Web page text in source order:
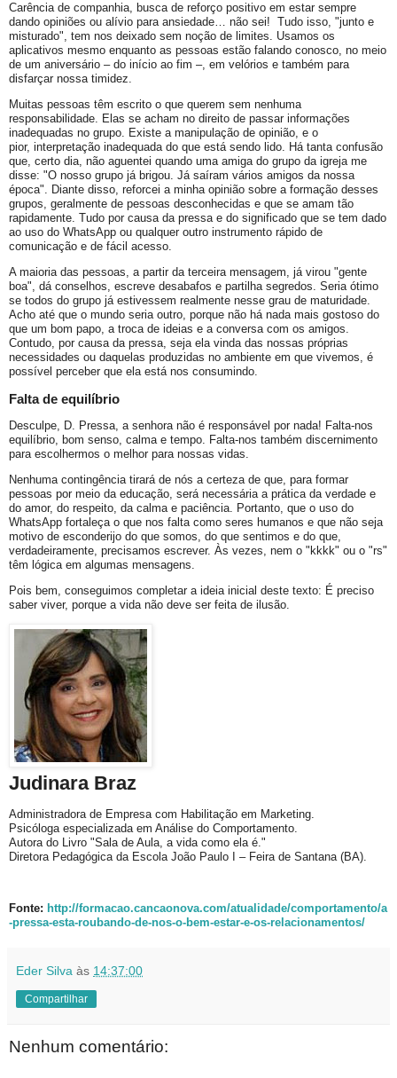
Carência de companhia, busca de reforço positivo em estar sempre
dando opiniões ou alívio para ansiedade… não sei! Tudo isso, "junto e
misturado", tem nos deixado sem noção de limites. Usamos os
aplicativos mesmo enquanto as pessoas estão falando conosco, no meio
de um aniversário – do início ao fim –, em velórios e também para
disfarçar nossa timidez.
Muitas pessoas têm escrito o que querem sem nenhuma
responsabilidade. Elas se acham no direito de passar informações
inadequadas no grupo. Existe a manipulação de opinião, e o
pior, interpretação inadequada do que está sendo lido. Há tanta confusão
que, certo dia, não aguentei quando uma amiga do grupo da igreja me
disse: "O nosso grupo já brigou. Já saíram vários amigos da nossa
época". Diante disso, reforcei a minha opinião sobre a formação desses
grupos, geralmente de pessoas desconhecidas e que se amam tão
rapidamente. Tudo por causa da pressa e do significado que se tem dado
ao uso do WhatsApp ou qualquer outro instrumento rápido de
comunicação e de fácil acesso.
A maioria das pessoas, a partir da terceira mensagem, já virou "gente
boa", dá conselhos, escreve desabafos e partilha segredos. Seria ótimo
se todos do grupo já estivessem realmente nesse grau de maturidade.
Acho até que o mundo seria outro, porque não há nada mais gostoso do
que um bom papo, a troca de ideias e a conversa com os amigos.
Contudo, por causa da pressa, seja ela vinda das nossas próprias
necessidades ou daquelas produzidas no ambiente em que vivemos, é
possível perceber que ela está nos consumindo.
Falta de equilíbrio
Desculpe, D. Pressa, a senhora não é responsável por nada! Falta-nos
equilíbrio, bom senso, calma e tempo. Falta-nos também discernimento
para escolhermos o melhor para nossas vidas.
Nenhuma contingência tirará de nós a certeza de que, para formar
pessoas por meio da educação, será necessária a prática da verdade e
do amor, do respeito, da calma e paciência. Portanto, que o uso do
WhatsApp fortaleça o que nos falta como seres humanos e que não seja
motivo de esconderijo do que somos, do que sentimos e do que,
verdadeiramente, precisamos escrever. Às vezes, nem o "kkkk" ou o "rs"
têm lógica em algumas mensagens.
Pois bem, conseguimos completar a ideia inicial deste texto: É preciso
saber viver, porque a vida não deve ser feita de ilusão.
Judinara Braz
Administradora de Empresa com Habilitação em Marketing.
Psicóloga especializada em Análise do Comportamento.
Autora do Livro "Sala de Aula, a vida como ela é."
Diretora Pedagógica da Escola João Paulo I – Feira de Santana (BA).
Fonte: http://formacao.cancaonova.com/atualidade/comportamento/a
-pressa-esta-roubando-de-nos-o-bem-estar-e-os-relacionamentos/
Eder Silva às 14:37:00
Compartilhar
Nenhum comentário: